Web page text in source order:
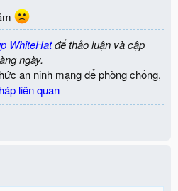
WhiteHatđể thảo luận và cập
ngày.
an ninh mạng để phòng chống,
liên quan